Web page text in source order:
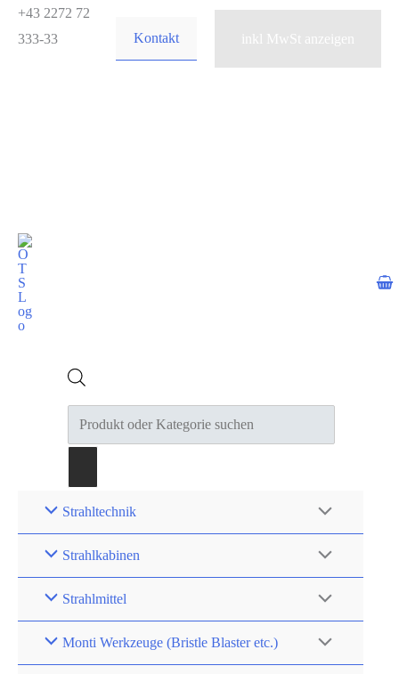
Zum
Inhalt
+43 2272 72
333-33
Kontakt
Products
Strahltechnik
Strahlkabinen
Strahlmittel
Monti Werkzeuge (Bristle Blaster etc.)